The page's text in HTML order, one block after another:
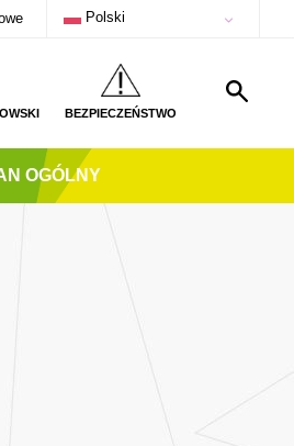
Polski
BEZPIECZEŃSTWO
OGÓLNY